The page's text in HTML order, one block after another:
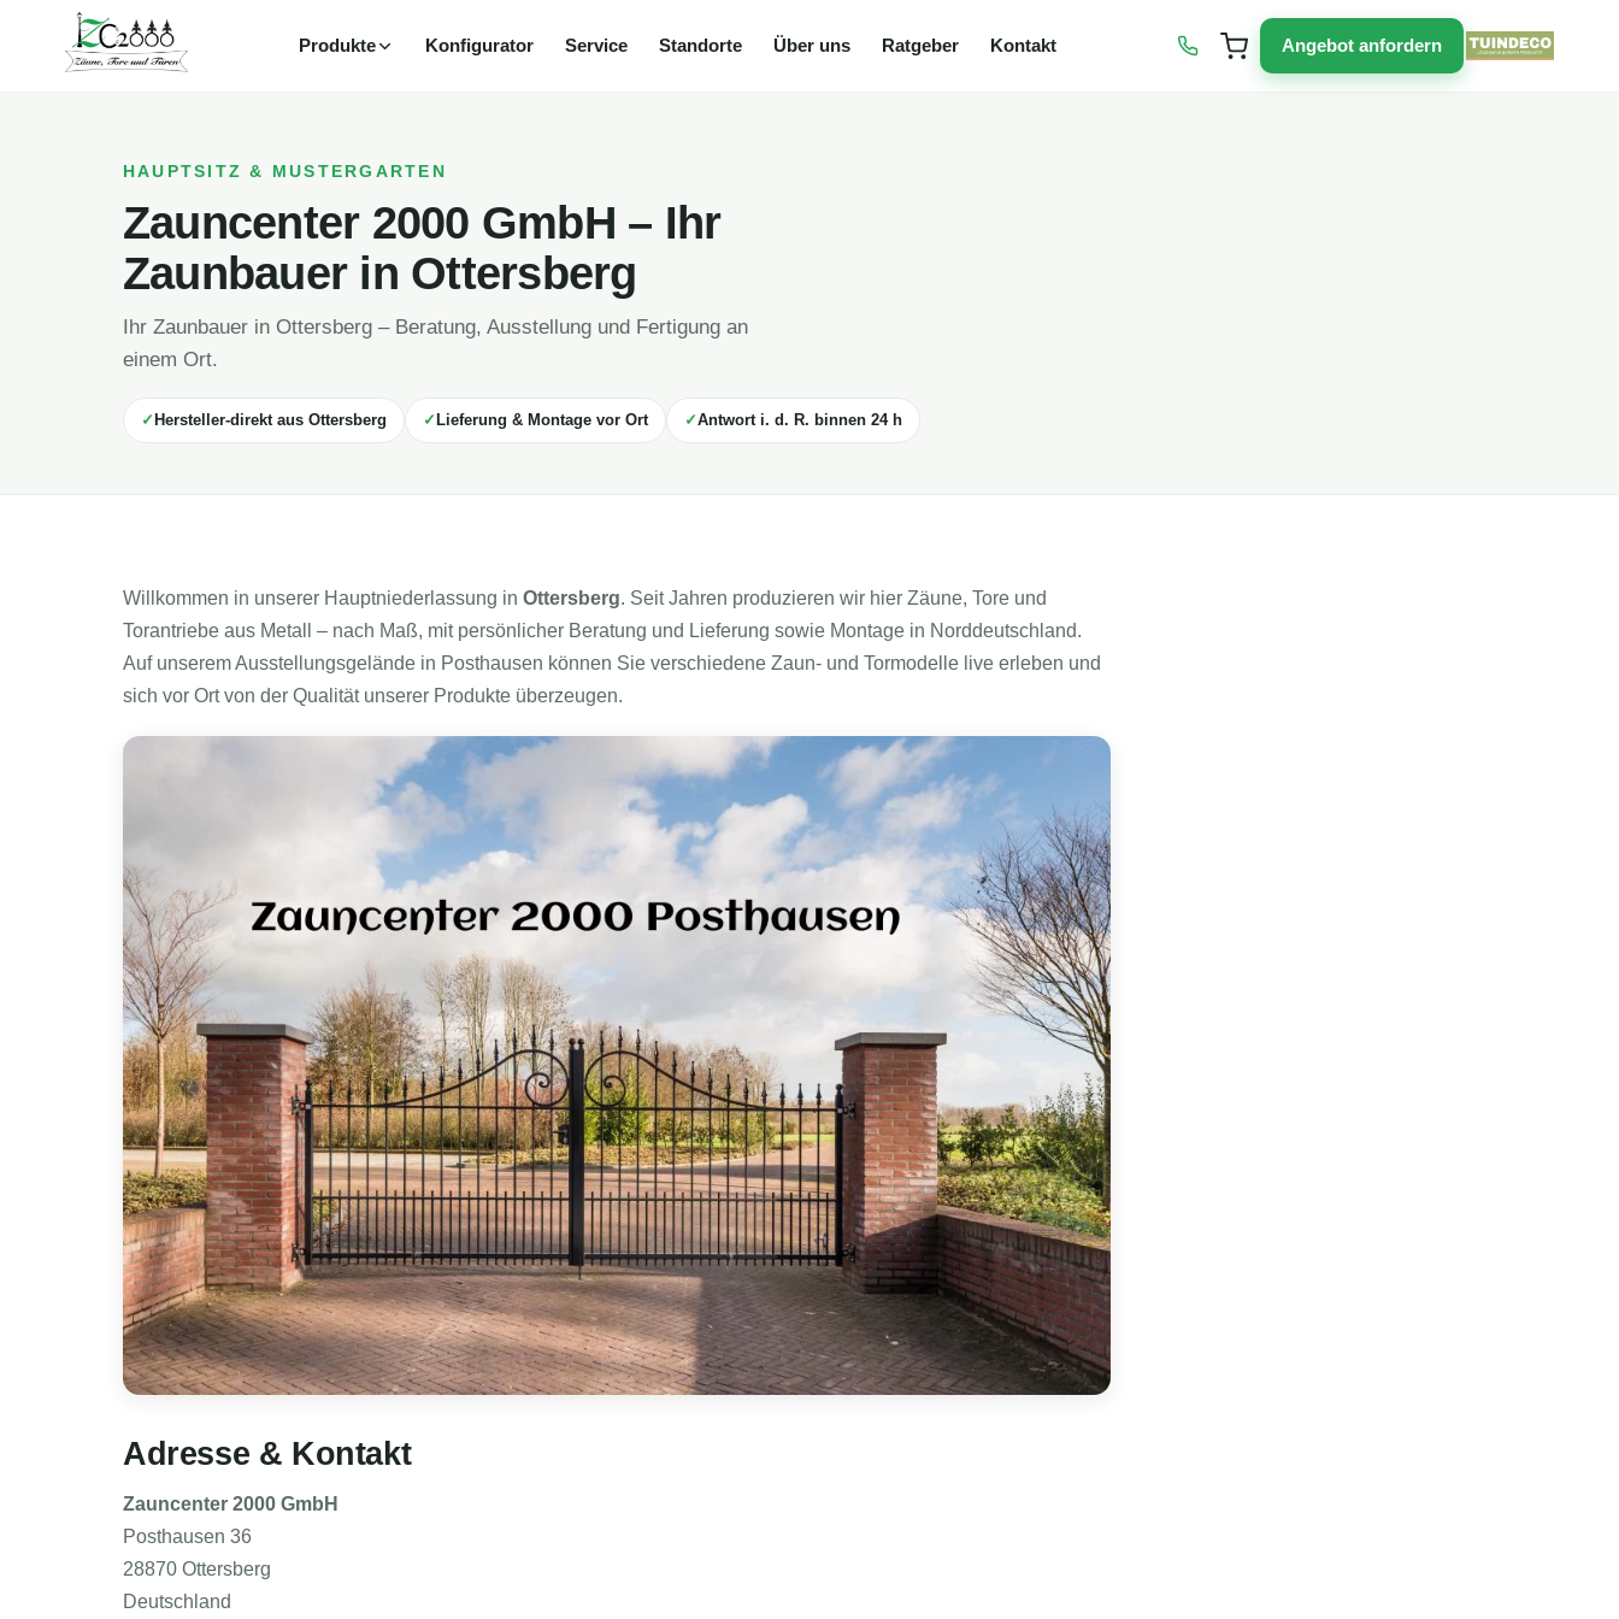
Produkte Konfigurator Service Standorte Über uns Ratgeber Kontakt Angebot anfordern
HAUPTSITZ & MUSTERGARTEN
Zauncenter 2000 GmbH – Ihr
Zaunbauer in Ottersberg
Ihr Zaunbauer in Ottersberg – Beratung, Ausstellung und Fertigung an
einem Ort.
Hersteller-direkt aus Ottersberg Lieferung & Montage vor Ort Antwort i. d. R. binnen 24 h
Willkommen in unserer Hauptniederlassung in Ottersberg. Seit Jahren produzieren wir hier Zäune, Tore und
Torantriebe aus Metall – nach Maß, mit persönlicher Beratung und Lieferung sowie Montage in Norddeutschland.
Auf unserem Ausstellungsgelände in Posthausen können Sie verschiedene Zaun- und Tormodelle live erleben und
sich vor Ort von der Qualität unserer Produkte überzeugen.
Adresse & Kontakt
Zauncenter 2000 GmbH
Posthausen 36
28870 Ottersberg
Deutschland